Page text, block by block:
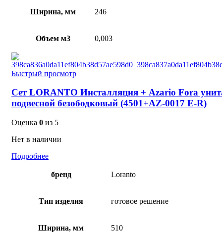
Ширина, мм 246
Объем м3 0,003
Быстрый просмотр
Сет LORANTO Инсталляция + Azario Fora
подвесной безободковый (4501+AZ-0017 E-R)
Оценка 0 из 5
Нет в наличии
Подробнее
бренд Loranto
Тип изделия готовое решение
Ширина, мм 510